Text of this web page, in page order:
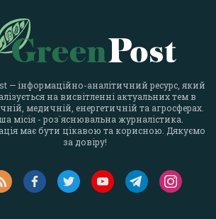
— інформаційно-аналітичний ресурс, який
на висвітленні актуальних тем в
медичній, енергетичній та агросферах.
місія - роз`яснювальна журналістика.
має бути цікавою та корисною. Дякуємо
за довіру!